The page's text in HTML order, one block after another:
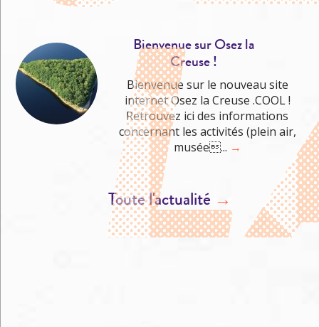
Bienvenue sur Osez la
Creuse !
Bienvenue sur le nouveau site
internet Osez la Creuse .COOL !
Retrouvez ici des informations
concernant les activités (plein air,
musée... →
Toute l'actualité →